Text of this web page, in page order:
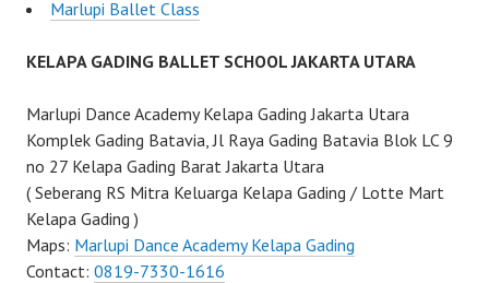
Marlupi Ballet Class
KELAPA GADING BALLET SCHOOL JAKARTA UTARA
Marlupi Dance Academy Kelapa Gading Jakarta Utara
Komplek Gading Batavia, Jl Raya Gading Batavia Blok LC 9
no 27 Kelapa Gading Barat Jakarta Utara
( Seberang RS Mitra Keluarga Kelapa Gading / Lotte Mart
Kelapa Gading )
Maps: Marlupi Dance Academy Kelapa Gading
Contact: 0819-7330-1616